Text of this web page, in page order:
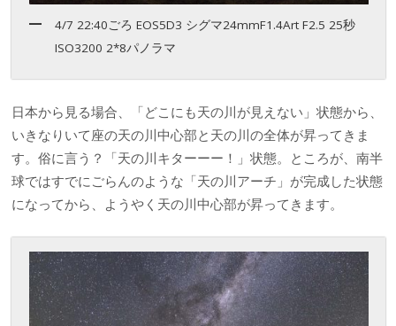
4/7 22:40ごろ EOS5D3 シグマ24mmF1.4Art F2.5 25秒
ISO3200 2*8パノラマ
日本から見る場合、「どこにも天の川が見えない」状態から、
いきなりいて座の天の川中心部と天の川の全体が昇ってきま
す。俗に言う？「天の川キターーー！」状態。ところが、南半
球ではすでにごらんのような「天の川アーチ」が完成した状態
になってから、ようやく天の川中心部が昇ってきます。